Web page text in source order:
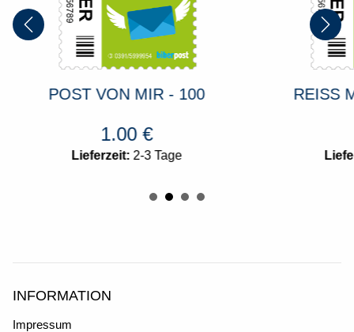
POST VON MIR - 100
1.00 €
Lieferzeit: 2-3 Tage
REISS
INFORMATION
Impressum